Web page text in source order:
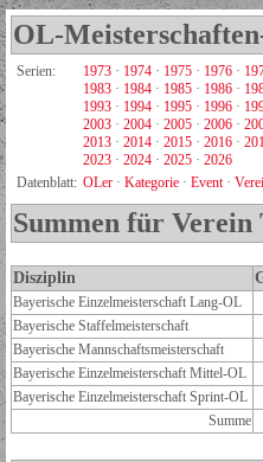
OL-
Serien: 1973 · 1974 · 1975 · 1976 ·
1983 · 1984 · 1985 · 1986 ·
1993 · 1994 · 1995 · 1996 ·
2003 · 2004 · 2005 · 2006 ·
2013 · 2014 · 2015 · 2016 ·
2023 · 2024 · 2025 · 2026
Datenblatt: OLer · Kategorie · Event·
Summen für
Disziplin
Bayerische Einzelmeisterschaft Lang-OL
Bayerische Staffelmeisterschaft
Bayerische Mannschaftsmeisterschaft
Bayerische Einzelmeisterschaft Mittel-OL
Bayerische Einzelmeisterschaft Sprint-OL
Summe